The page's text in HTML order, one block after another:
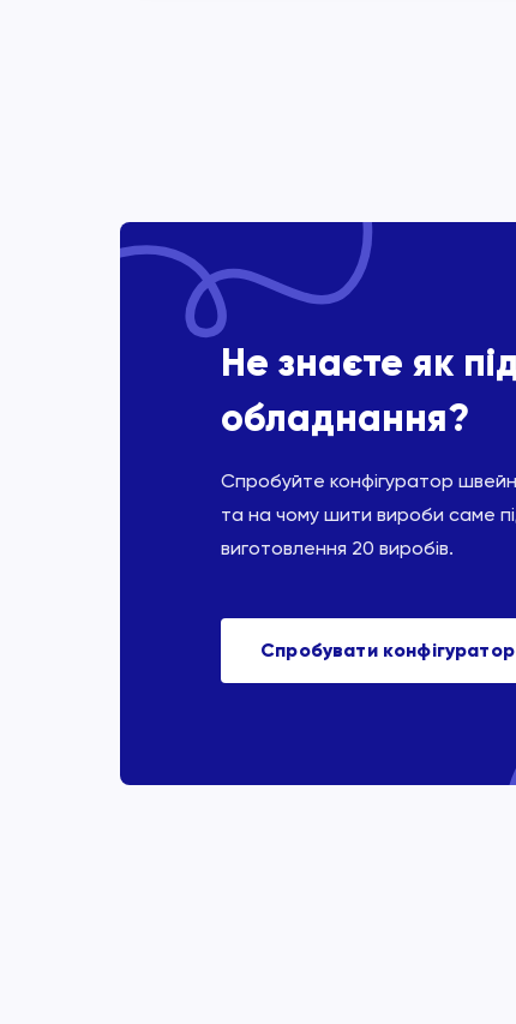
Не знаєте як
обладнання?
Спробуйте конфігуратор
та на чому шити вироби саме
виготовлення 20 виробів.
Спробувати конфігуратор